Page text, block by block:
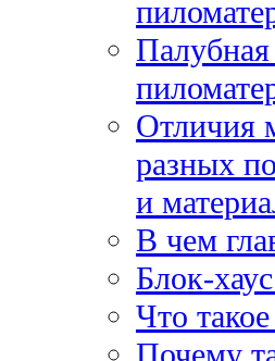
Отличия
разных
и
В чем
Блок-
Что